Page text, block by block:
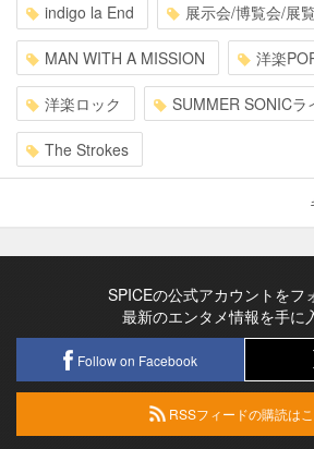
indigo la End 展示会/博覧会/展
MAN WITH A MISSION 洋楽
洋楽ロック SUMMER SONICラ
The Strokes
SPICEの公式アカウントをフ
最新のエンタメ情報を手に
Follow on Facebook
RSSフィードの購読は